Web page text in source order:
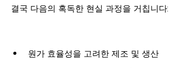
결국 다음의 혹독한 현실 과정을 거칩니다:
원가 효율성을 고려한 제조 및 생산